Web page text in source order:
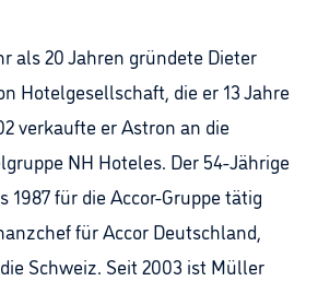
als 20 Jahren gründete Dieter
Hotelgesellschaft, die er 13 Jahre
verkaufte er Astron an die
NH Hoteles. Der 54-Jährige
1987 für die Accor-Gruppe tätig
für Accor Deutschland,
Schweiz. Seit 2003 ist Müller